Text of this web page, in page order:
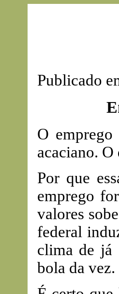
Publicado
O
acaciano. O
Por que
emprego
valores
federal
clima de já
bola da vez.